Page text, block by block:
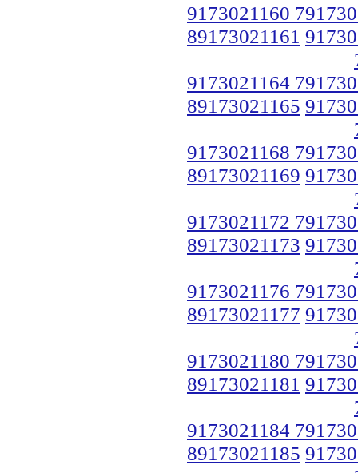
9173021160
89173021161
9173021164
89173021165
9173021168
89173021169
9173021172
89173021173
9173021176
89173021177
9173021180
89173021181
9173021184
89173021185